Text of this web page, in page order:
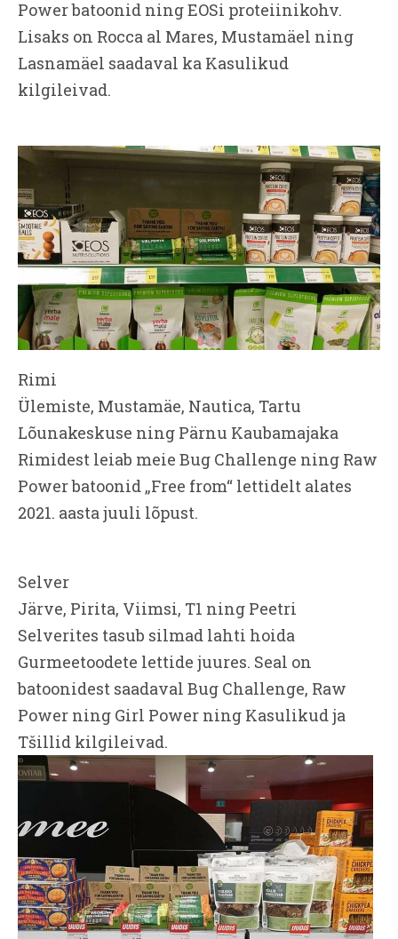
Power batoonid ning EOSi proteiinikohv.
Lisaks on Rocca al Mares, Mustamäel ning
Lasnamäel saadaval ka Kasulikud
kilgileivad.
Rimi
Ülemiste, Mustamäe, Nautica, Tartu
Lõunakeskuse ning Pärnu Kaubamajaka
Rimidest leiab meie Bug Challenge ning Raw
Power batoonid „Free from“ lettidelt alates
2021. aasta juuli lõpust.
Selver
Järve, Pirita, Viimsi, T1 ning Peetri
Selverites tasub silmad lahti hoida
Gurmeetoodete lettide juures. Seal on
batoonidest saadaval Bug Challenge, Raw
Power ning Girl Power ning Kasulikud ja
Tšillid kilgileivad.